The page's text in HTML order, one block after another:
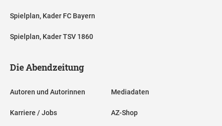
Spielplan, Kader FC Bayern
Spielplan, Kader TSV 1860
Die Abendzeitung
Autoren und Autorinnen
Karriere / Jobs
Mediadaten
AZ-Shop